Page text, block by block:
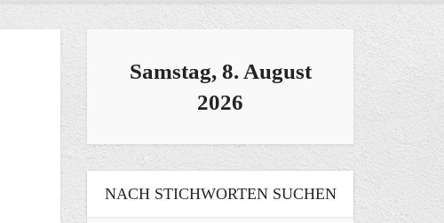
Samstag, 8. August
2026
NACH STICHWORTEN SUCHEN